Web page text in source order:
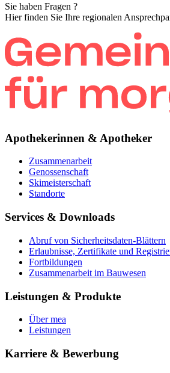
Sie haben Fragen ?
Hier finden Sie Ihre regionalen
Apothekerinnen & Apotheker
Zusammenarbeit
Genossenschaft
Skimeisterschaft
Standorte
Services & Downloads
Abruf von Sicherheitsdaten-Blättern
Erlaubnisse, Zertifikate und
Fortbildungen
Zusammenarbeit im Bauwesen
Leistungen & Produkte
Über mea
Leistungen
Karriere & Bewerbung